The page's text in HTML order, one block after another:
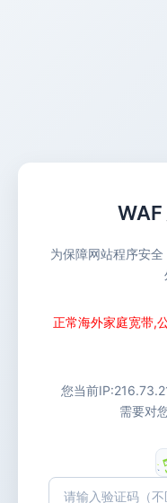
WAF
为保障网站程序安
正常海外家庭宽带,
您当前IP:
需要对